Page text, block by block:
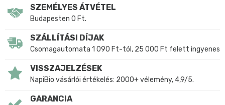
SZEMÉLYES ÁTVÉTEL
Budapesten 0 Ft.
SZÁLLÍTÁSI DÍJAK
Csomagautomata 1 090 Ft-tól, 25 000 Ft felett ingyenes
VISSZAJELZÉSEK
NapiBio vásárlói értékelés: 2000+ vélemény, 4,9/5.
GARANCIA